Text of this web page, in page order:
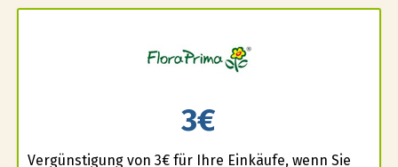
3€
Vergünstigung von 3€ für Ihre Einkäufe, wenn Sie